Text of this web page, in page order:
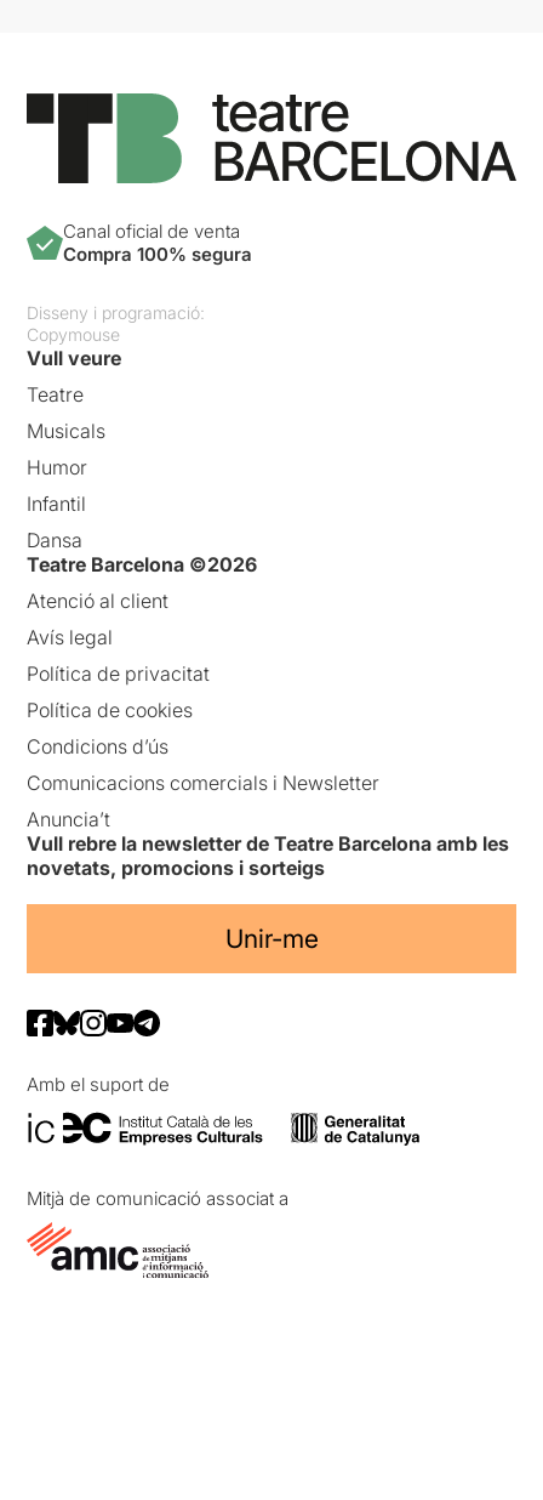
Canal oficial de venta
Compra 100% segura
Disseny i programació:
Copymouse
Vull veure
Teatre
Musicals
Humor
Infantil
Dansa
Teatre Barcelona ©2026
Atenció al client
Avís legal
Política de privacitat
Política de cookies
Condicions d’ús
Comunicacions comercials i Newsletter
Anuncia’t
Vull rebre la newsletter de Teatre Barcelona amb les
novetats, promocions i sorteigs
Unir-me
Amb el suport de
Mitjà de comunicació associat a